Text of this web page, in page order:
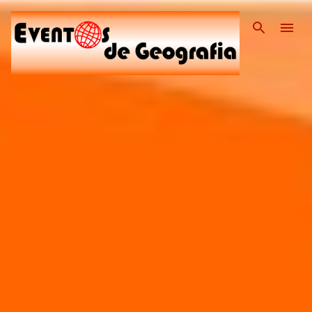
Pular para o conteúdo